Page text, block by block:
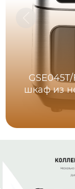
шкаф из